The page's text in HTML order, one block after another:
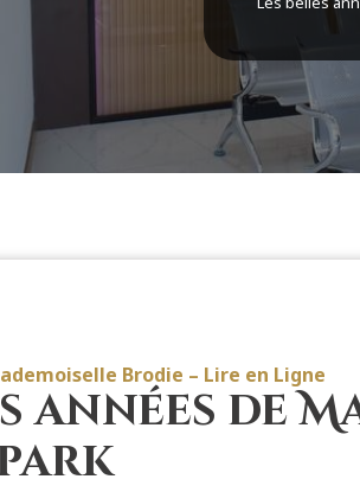
Brodie – Lire en Ligne
années de